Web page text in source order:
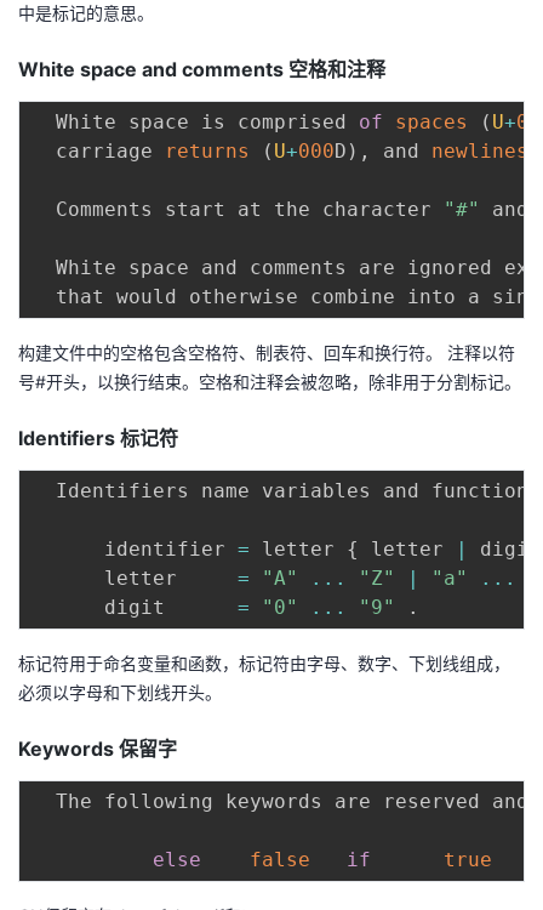
我
的
课
程
我
的
认
证
我
的
实
验
我
的
收
支
我
的
技
术
支
持
我
的
云
声
建
议
中是标记的意思。
White space and comments 空格和注释
  White space is comprised
of spaces ( U+
  carriage
returns ( U+000D ) , and newlines
  Comments start at the character
"#" and
White space and comments are ignored
that would otherwise combine into a
构建文件中的空格包含空格符、制表符、回车和换行符。 注释以符
号#开头，以换行结束。空格和注释会被忽略，除非用于分割标记。
Identifiers 标记符
  Identifiers name variables and functions
      identifier
= letter { letter |
      letter
= "A" ... "Z" | "a" ...
      digit
= "0" ... "9" .
标记符用于命名变量和函数，标记符由字母、数字、下划线组成，
必须以字母和下划线开头。
Keywords 保留字
The following keywords are reserved
else false if true